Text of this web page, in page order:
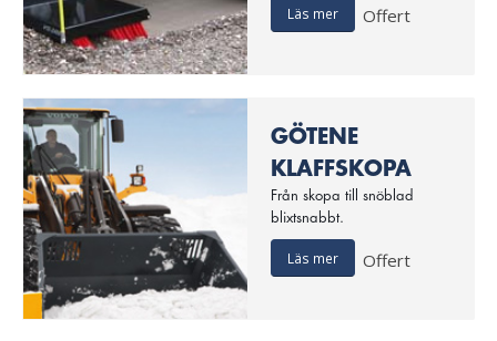
Läs mer Offert
GÖTENE
KLAFFSKOPA
Från skopa till snöblad
blixtsnabbt.
Läs mer Offert